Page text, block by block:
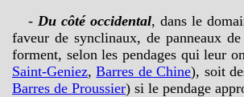
-Du côté occidental, dans le
faveur de synclinaux, de panneaux
forment, selon les pendages qui leur
Saint-Geniez,Barres de Chine), soit
Barres de Proussier) si le pendage